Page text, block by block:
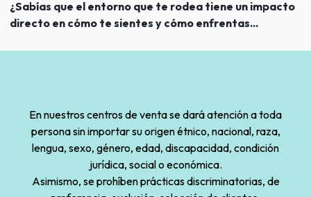
¿Sabías que el entorno que te rodea tiene un impacto
directo en cómo te sientes y cómo enfrentas...
En nuestros centros de venta se dará atención a toda
persona sin importar su origen étnico, nacional, raza,
lengua, sexo, género, edad, discapacidad, condición
jurídica, social o económica.
Asimismo, se prohíben prácticas discriminatorias, de